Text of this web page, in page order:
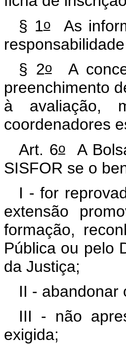
§ 1oAs
§ 2oA
preenchimento
à avaliação,
coordenadores
Art. 6oA
SISFOR se o
I - for
extensão
formação,
Pública ou pelo
da Justiça;
II - abandonar
III - não
exigida;